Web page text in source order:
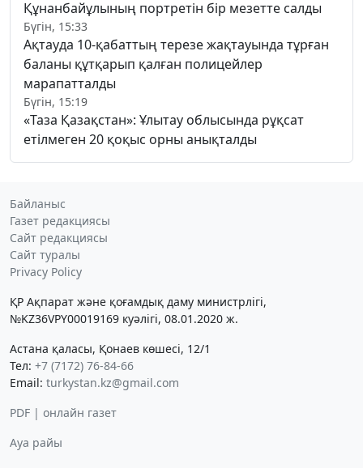
Құнанбайұлының портретін бір мезетте салды
Бүгін, 15:33
Ақтауда 10-қабаттың терезе жақтауында тұрған
баланы құтқарып қалған полицейлер
марапатталды
Бүгін, 15:19
«Таза Қазақстан»: Ұлытау облысында рұқсат
етілмеген 20 қоқыс орны анықталды
Байланыс
Газет редакциясы
Сайт редакциясы
Сайт туралы
Privacy Policy
ҚР Ақпарат және қоғамдық даму министрлігі,
№KZ36VPY00019169 куәлігі, 08.01.2020 ж.
Астана қаласы, Қонаев көшесі, 12/1
Тел: +7 (7172) 76-84-66
Email: turkystan.kz@gmail.com
PDF | онлайн газет
Ауа райы